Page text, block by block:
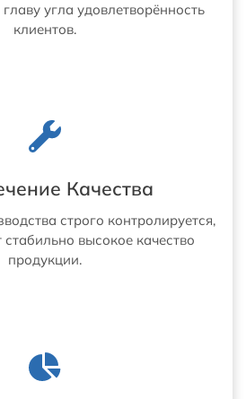
угла удовлетворённость
клиентов.
Качества
строго контролируется,
стабильно высокое качество
продукции.